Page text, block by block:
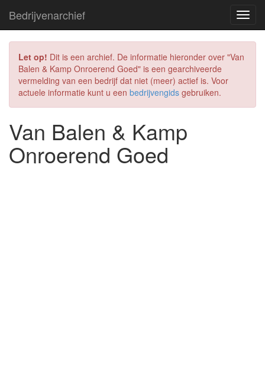
Bedrijvenarchief
Let op! Dit is een archief. De informatie hieronder over "Van
Balen & Kamp Onroerend Goed" is een gearchiveerde
vermelding van een bedrijf dat niet (meer) actief is. Voor
actuele informatie kunt u een bedrijvengids gebruiken.
Van Balen & Kamp
Onroerend Goed